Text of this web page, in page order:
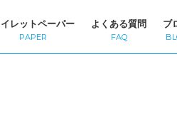
イレットペーパー
PAPER
よくある質問
FAQ
ブ